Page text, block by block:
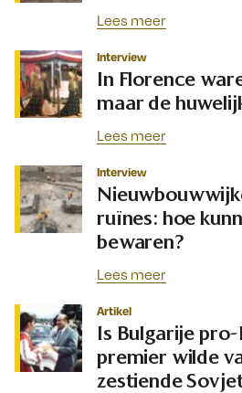
Lees meer
Interview
In Florence
maar de
Lees meer
Interview
ruïnes: hoe
bewaren?
Lees meer
Artikel
Is Bulgarije pro-
premier wilde
zestiende